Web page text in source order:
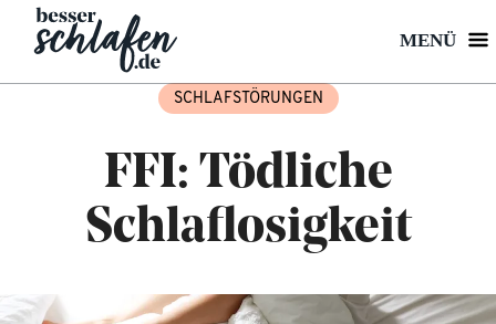
MENÜ
SCHLAFSTÖRUNGEN
FFI: Tödliche
Schlaflosigkeit